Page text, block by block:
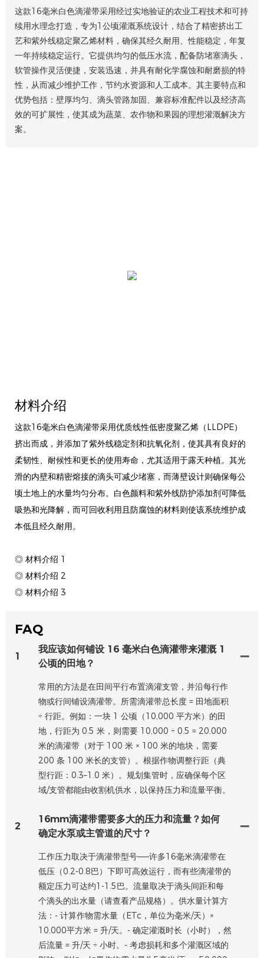
这款16毫米白色滴灌带采用经过实地验证的农业工程技术和可持
续用水理念打造，专为1公顷灌溉系统设计，结合了精密挤出工
艺和紫外线稳定聚乙烯材料，确保其经久耐用、性能稳定，年复
一年持续稳定运行。它提供均匀的低压水流，配备防堵塞滴头，
软管操作灵活便捷，安装迅速，并具有耐化学腐蚀和耐磨损的特
性，从而减少维护工作，节约水资源和人工成本。其主要特点和
优势包括：壁厚均匀、滴头管路加固、兼容标准配件以及经济高
效的可扩展性，使其成为蔬菜、农作物和果园的理想灌溉解决方
案。
材料介绍
这款16毫米白色滴灌带采用优质线性低密度聚乙烯（LLDPE）
挤出而成，并添加了紫外线稳定剂和抗氧化剂，使其具有良好的
柔韧性、耐候性和更长的使用寿命，尤其适用于露天种植。其光
滑的内壁和精密熔接的滴头可减少堵塞，而薄壁设计则确保每公
顷土地上的水量均匀分布。白色颜料和紫外线防护添加剂可降低
吸热和光降解，而可回收利用且防腐蚀的材料则使该系统维护成
本低且经久耐用。
◎ 材料介绍 1
◎ 材料介绍 2
◎ 材料介绍 3
FAQ
1
我应该如何铺设 16 毫米白色滴灌带来灌溉 1
公顷的田地？
常用的方法是在田间平行布置滴灌支管，并沿每行作
物或行间铺设滴灌带。所需滴灌带总长度 = 田地面积
÷ 行距。例如：一块 1 公顷（10,000 平方米）的田
地，行距为 0.5 米，则需要 10,000 ÷ 0.5 = 20,000
米的滴灌带（对于 100 米 × 100 米的地块，需要
200 条 100 米长的支管）。根据作物调整行距（典
型行距：0.3–1.0 米）。规划集管时，应确保每个区
域/支管都能由收割机供水，以保持压力和流量平衡。
2
16mm滴灌带需要多大的压力和流量？如何
确定水泵或主管道的尺寸？
工作压力取决于滴灌带型号——许多16毫米滴灌带在
低压（0.2-0.8巴）下即可高效运行，而有些滴灌带的
额定压力可达约1-1.5巴。流量取决于滴头间距和每
个滴头的出水量（请查看产品规格）。供水量计算方
法：- 计算作物需水量（ETc，单位为毫米/天）×
10,000平方米 = 升/天。- 确定灌溉时长（小时），然
后流量 = 升/天 ÷ 小时。- 考虑损耗和多个灌溉区域的